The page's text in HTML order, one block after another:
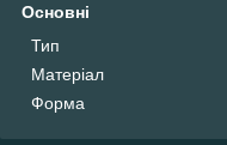
Основні
Тип
Матеріал
Форма